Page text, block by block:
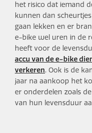
het risico dat iemand
kunnen dan
gaan lekken en er
e-bike wel uren in de
heeft voor de
accu van de e-bike
verkeren. Ook is de
jaar na aankoop het
er onderdelen zoals
van hun levensduur